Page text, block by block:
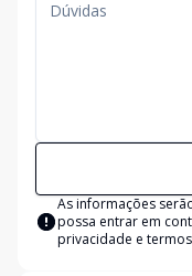
As informações
possa entrar em
privacidade e